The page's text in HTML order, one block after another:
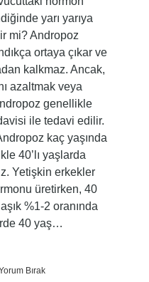
yarı yarıya
mi? Andropoz
ortaya çıkar ve
kalkmaz. Ancak,
azaltmak veya
genellikle
ile tedavi edilir.
kaç yaşında
40’lı yaşlarda
Yetişkin erkekler
üretirken, 40
%1-2 oranında
40 yaş…
Bırak